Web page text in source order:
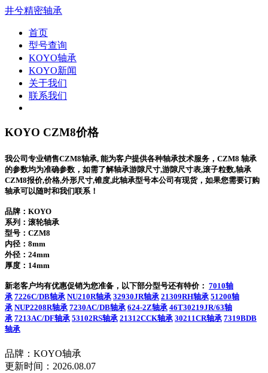
井兮精密轴承
首页
型号查询
KOYO轴承
KOYO新闻
关于我们
联系我们
KOYO CZM8价格
我公司专业销售CZM8轴承, 能为客户提供各种轴承技术服务，CZM8 轴承
的参数均为准确参数，如需了解轴承游隙尺寸,游隙尺寸表,滚子粒数,轴承
CZM8报价,价格,外形尺寸,锥度,此轴承型号本公司有现货，如果您需要订购
轴承可以随时和我们联系！
品牌：KOYO
系列：滚轮轴承
型号： CZM8
内径：8mm
外径：24mm
厚度：14mm
新老客户均有优惠促销为您准备，以下部分型号还有特价： 7010轴
承 7226C/DB轴承 NU210R轴承 32930JR轴承 21309RH轴承 51200轴
承 NUP2208R轴承 7230AC/DB轴承 624-2Z轴承 46T30219JR/63轴
承 7213AC/DF轴承 53102RS轴承 21312CCK轴承 30211CR轴承 7319BDB
轴承
品牌：KOYO轴承
更新时间：2026.08.07